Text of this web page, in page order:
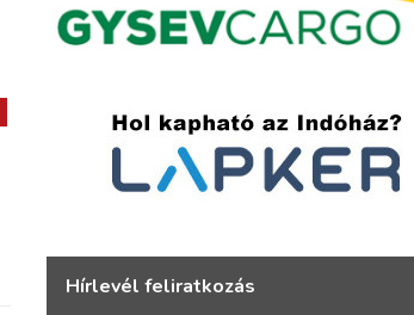
Hírlevél feliratkozás